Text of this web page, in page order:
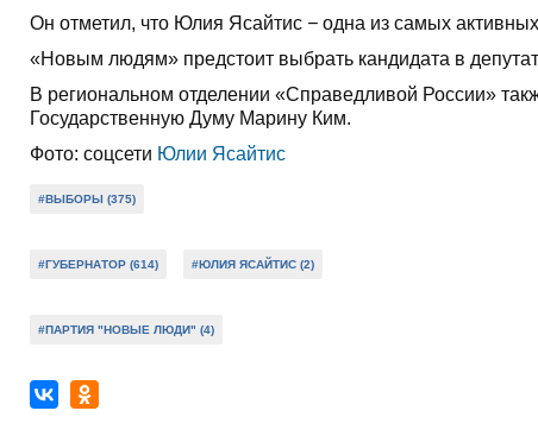
Он отметил, что Юлия Ясайтис − одна из самых
«Новым людям» предстоит выбрать кандидата в
В региональном отделении «Справедливой России»
Государственную Думу Марину Ким.
Фото: соцсети Юлии Ясайтис
#ВЫБОРЫ (375)
#ГУБЕРНАТОР (614) #ЮЛИЯ ЯСАЙТИС (2)
#ПАРТИЯ "НОВЫЕ ЛЮДИ" (4)